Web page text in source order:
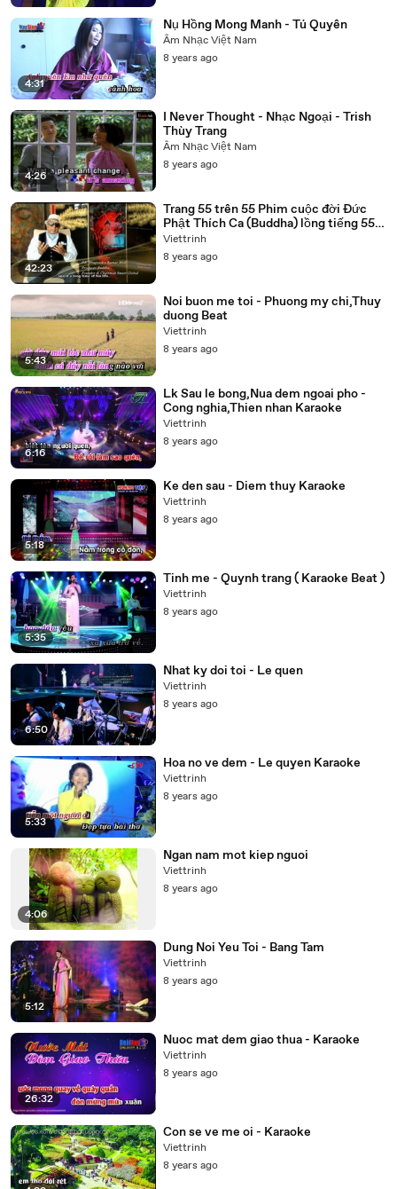
4:31
Nụ Hồng Mong Manh - Tú Quyên
Âm Nhạc Việt Nam
8 years ago
4:26
I Never Thought - Nhạc Ngoại - Trish
Thùy Trang
Âm Nhạc Việt Nam
8 years ago
42:23
Trang 55 trên 55 Phim cuộc đời Đức
Phật Thích Ca (Buddha) lồng tiếng 55
tập trọn bộ
Viettrinh
8 years ago
5:43
Noi buon me toi - Phuong my chi,Thuy
duong Beat
Viettrinh
8 years ago
6:16
Lk Sau le bong,Nua dem ngoai pho -
Cong nghia,Thien nhan Karaoke
Viettrinh
8 years ago
5:18
Ke den sau - Diem thuy Karaoke
Viettrinh
8 years ago
5:35
Tinh me - Quynh trang ( Karaoke Beat )
Viettrinh
8 years ago
6:50
Nhat ky doi toi - Le quen
Viettrinh
8 years ago
5:33
Hoa no ve dem - Le quyen Karaoke
Viettrinh
8 years ago
4:06
Ngan nam mot kiep nguoi
Viettrinh
8 years ago
5:12
Dung Noi Yeu Toi - Bang Tam
Viettrinh
8 years ago
26:32
Nuoc mat dem giao thua - Karaoke
Viettrinh
8 years ago
Con se ve me oi - Karaoke
Viettrinh
8 years ago